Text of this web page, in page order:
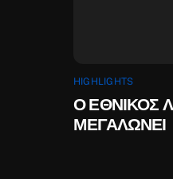
HIGHLIGHTS
Ο ΕΘΝΙΚΟΣ
ΜΕΓΑΛΩΝΕΙ